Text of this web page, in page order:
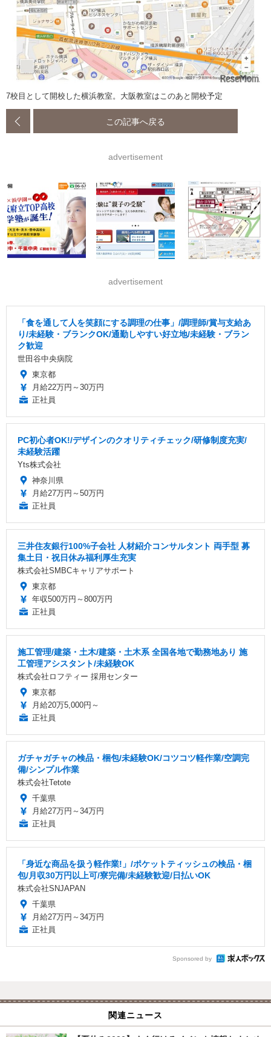
7校目として開校した横浜教室。大阪教室はこのあと開校予定
この記事へ戻る
advertisement
advertisement
「食を通して人を笑顔にする調理の仕事」/調理師/賞与支給あ
り/未経験・ブランクOK/通勤しやすい好立地/未経験・ブラン
ク歓迎
世田谷中央病院
東京都
月給22万円～30万円
正社員
PC初心者OK!/デザインのクオリティチェック/研修制度充実/
未経験活躍
Yts株式会社
神奈川県
月給27万円～50万円
正社員
三井住友銀行100%子会社 人材紹介コンサルタント 両手型 募
集土日・祝日休み福利厚生充実
株式会社SMBCキャリアサポート
東京都
年収500万円～800万円
正社員
施工管理/建築・土木/建築・土木系 全国各地で勤務地あり 施
工管理アシスタント/未経験OK
株式会社ロフティー 採用センター
東京都
月給20万5,000円～
正社員
ガチャガチャの検品・梱包/未経験OK/コツコツ軽作業/空調完
備/シンプル作業
株式会社Tetote
千葉県
月給27万円～34万円
正社員
「身近な商品を扱う軽作業!」/ポケットティッシュの検品・梱
包/月収30万円以上可/寮完備/未経験歓迎/日払いOK
株式会社SNJAPAN
千葉県
月給27万円～34万円
正社員
Sponsored by
関連ニュース